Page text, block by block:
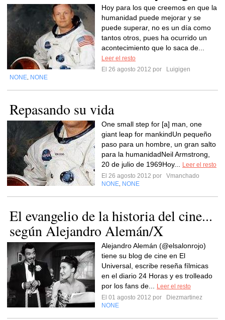
Hoy para los que creemos en que la
humanidad puede mejorar y se
puede superar, no es un día como
tantos otros, pues ha ocurrido un
acontecimiento que lo saca de...
Leer el resto
El 26 agosto 2012 por
Luigigen
NONE NONE
Repasando su vida
One small step for [a] man, one
giant leap for mankindUn pequeño
paso para un hombre, un gran salto
para la humanidadNeil Armstrong,
20 de julio de 1969Hoy...
Leer el resto
El 26 agosto 2012 por
Vmanchado
NONE NONE
El evangelio de la historia del cine...
según Alejandro Alemán/X
Alejandro Alemán (@elsalonrojo)
tiene su blog de cine en El
Universal, escribe reseña fílmicas
en el diario 24 Horas y es trolleado
por los fans de...
Leer el resto
El 01 agosto 2012 por
Diezmartinez
NONE